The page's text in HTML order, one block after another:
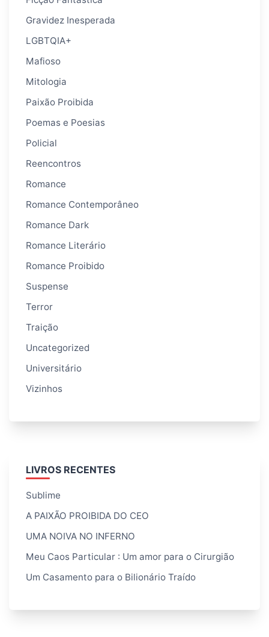
Gravidez Inesperada
LGBTQIA+
Mafioso
Mitologia
Paixão Proibida
Poemas e Poesias
Policial
Reencontros
Romance
Romance Contemporâneo
Romance Dark
Romance Literário
Romance Proibido
Suspense
Terror
Traição
Uncategorized
Universitário
Vizinhos
LIVROS RECENTES
Sublime
A PAIXÃO PROIBIDA DO CEO
UMA NOIVA NO INFERNO
Meu Caos Particular : Um amor para o Cirurgião
Um Casamento para o Bilionário Traído